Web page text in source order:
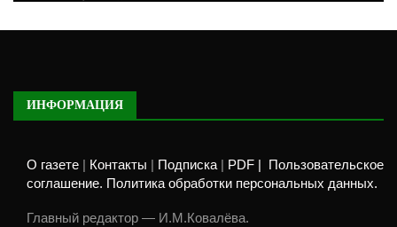
ИНФОРМАЦИЯ
О газете Контакты Подписка PDF |
Пользовательское
соглашение. Политика обработки персональных данных.
Главный редактор — И.М.Ковалёва.